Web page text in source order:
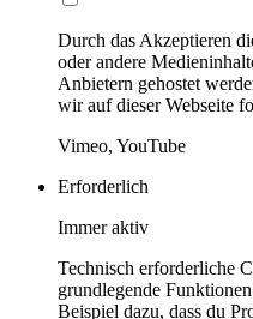
Durch das Akzeptieren
oder andere
Anbietern gehostet
wir auf dieser Webseite
Vimeo, YouTube
Erforderlich
Immer aktiv
Technisch erforderliche
grundlegende
Beispiel dazu, dass du